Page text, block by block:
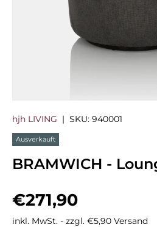
hjh LIVING | SKU: 940001
Ausverkauft
BRAMWICH -
Normaler Preis
€271,90
inkl. MwSt. - zzgl. €5,90 Versand